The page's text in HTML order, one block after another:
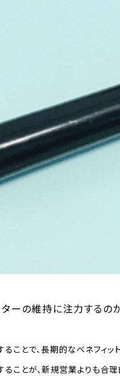
ーの維持に注力する
ことで、長期的なベネフィッ
ことが、新規営業よりも合